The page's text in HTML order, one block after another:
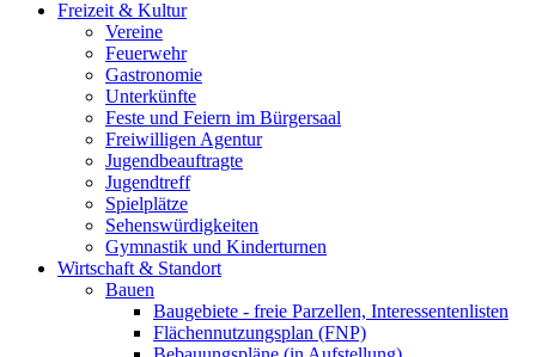
Freizeit & Kultur
Vereine
Feuerwehr
Gastronomie
Unterkünfte
Feste und Feiern im Bürgersaal
Freiwilligen Agentur
Jugendbeauftragte
Jugendtreff
Spielplätze
Sehenswürdigkeiten
Gymnastik und Kinderturnen
Wirtschaft & Standort
Bauen
Baugebiete - freie Parzellen, Interessentenlisten
Flächennutzungsplan (FNP)